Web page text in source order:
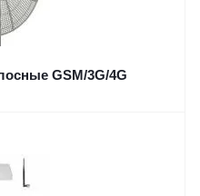
GSM/3G/4G